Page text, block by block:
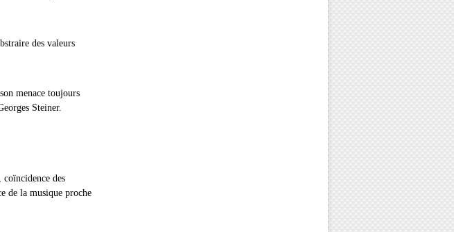
des valeurs
menace toujours
Steiner.
des
de la musique proche